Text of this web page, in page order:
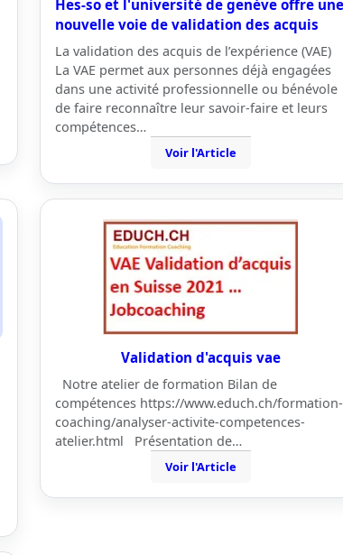
Hes-so et l'université de genève offre une
nouvelle voie de validation des acquis
La validation des acquis de l’expérience (VAE)
La VAE permet aux personnes déjà engagées
dans une activité professionnelle ou bénévole
de faire reconnaître leur savoir-faire et leurs
compétences…
Voir l'Article
Validation d'acquis vae
Notre atelier de formation Bilan de
compétences https://www.educh.ch/formation-
coaching/analyser-activite-competences-
atelier.html Présentation de…
Voir l'Article